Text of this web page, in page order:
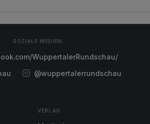
SOZIALE MEDIEN
WuppertalerRundschau/
@wuppertalerrundschau
VERLAG